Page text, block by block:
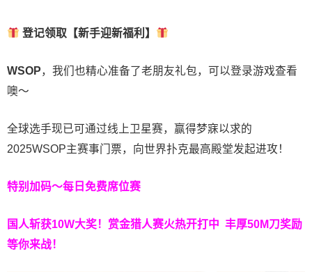
登记领取【新手迎新福利】
WSOP，我们也精心准备了老朋友礼包，可以登录游戏查看
噢～
全球选手现已可通过线上卫星赛，赢得梦寐以求的
2025WSOP主赛事门票，向世界扑克最高殿堂发起进攻！
特别加码～每日免费席位赛
国人斩获10W大奖！ 赏金猎人赛火热开打中 丰厚50M刀奖励
等你来战！